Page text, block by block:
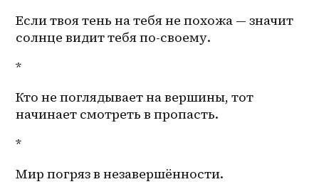
Если твоя тень на тебя не похожа — значит
солнце видит тебя по-своему.
*
Кто не поглядывает на вершины, тот
начинает смотреть в пропасть.
*
Мир погряз в незавершённости.